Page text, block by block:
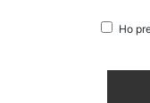
Ho